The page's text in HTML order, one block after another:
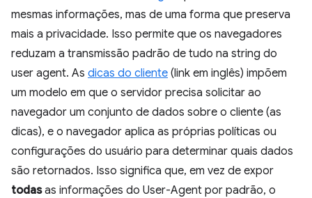
mesmas informações, mas de uma forma que preserva
mais a privacidade. Isso permite que os navegadores
reduzam a transmissão padrão de tudo na string do
user agent. As dicas do cliente (link em inglês) impõem
um modelo em que o servidor precisa solicitar ao
navegador um conjunto de dados sobre o cliente (as
dicas), e o navegador aplica as próprias políticas ou
configurações do usuário para determinar quais dados
são retornados. Isso significa que, em vez de expor
todasas informações do User-Agent por padrão, o